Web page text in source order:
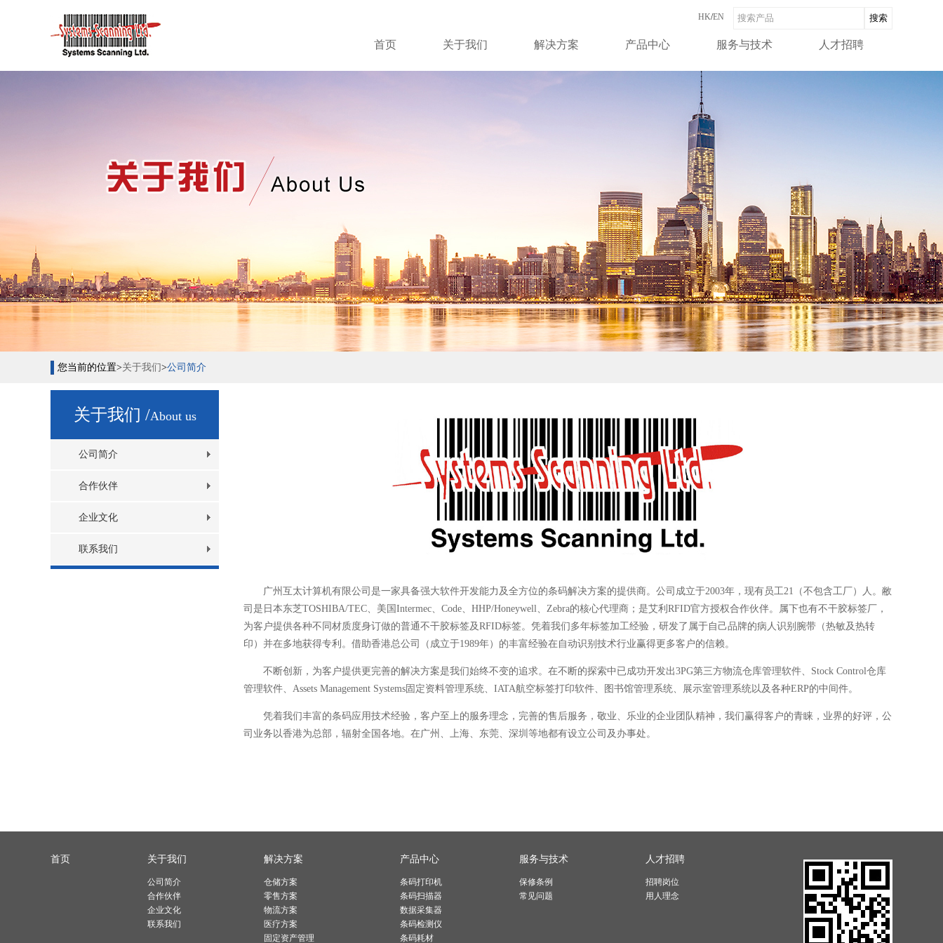
HK/EN
首页 关于我们 解决方案 产品中心 服务与技术 人才招聘
您当前的位置>关于我们>公司简介
关于我们 /About us
公司简介
合作伙伴
企业文化
联系我们
广州互太计算机有限公司是一家具备强大软件开发能力及全方位的条码解决方案的提供商。公司成立于2003年，现有员工21（不包含工厂）人。敝
司是日本东芝TOSHIBA/TEC、美国Intermec、Code、HHP/Honeywell、Zebra的核心代理商；是艾利RFID官方授权合作伙伴。属下也有不干胶标签厂，
为客户提供各种不同材质度身订做的普通不干胶标签及RFID标签。凭着我们多年标签加工经验，研发了属于自己品牌的病人识别腕带（热敏及热转
印）并在多地获得专利。借助香港总公司（成立于1989年）的丰富经验在自动识别技术行业赢得更多客户的信赖。
不断创新，为客户提供更完善的解决方案是我们始终不变的追求。在不断的探索中已成功开发出3PG第三方物流仓库管理软件、Stock Control仓库
管理软件、Assets Management Systems固定资料管理系统、IATA航空标签打印软件、图书馆管理系统、展示室管理系统以及各种ERP的中间件。
凭着我们丰富的条码应用技术经验，客户至上的服务理念，完善的售后服务，敬业、乐业的企业团队精神，我们赢得客户的青睐，业界的好评，公
司业务以香港为总部，辐射全国各地。在广州、上海、东莞、深圳等地都有设立公司及办事处。
首页 关于我们
公司简介
合作伙伴
企业文化
联系我们
解决方案
仓储方案
零售方案
物流方案
医疗方案
固定资产管理
产品中心
条码打印机
条码扫描器
数据采集器
条码检测仪
条码耗材
服务与技术
保修条例
常见问题
人才招聘
招聘岗位
用人理念